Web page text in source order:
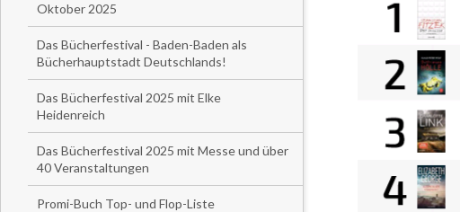
Oktober 2025
Das Bücherfestival - Baden-Baden als
Bücherhauptstadt Deutschlands!
Das Bücherfestival 2025 mit Elke
Heidenreich
Das Bücherfestival 2025 mit Messe und über
40 Veranstaltungen
Promi-Buch Top- und Flop-Liste